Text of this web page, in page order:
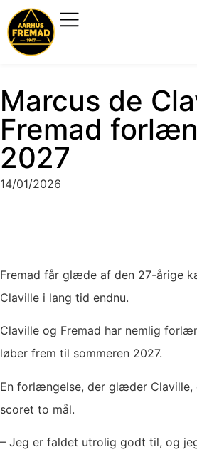
Marcus de
Fremad
2027
14/01/2026
Fremad får glæde af den 27-årige
Claville i lang tid endnu.
Claville og Fremad har nemlig
løber frem til sommeren 2027.
En forlængelse, der glæder Claville,
scoret to mål.
– Jeg er faldet utrolig godt til, og